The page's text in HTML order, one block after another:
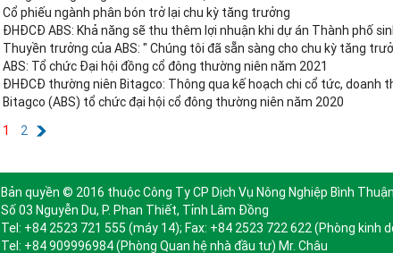
Cổ phiếu ngành phân bón trở lại chu kỳ tăng trưởng
ĐHĐCĐ ABS: Khả năng sẽ thu thêm lợi nhuận khi dự án Thành phố
Thuyền trưởng của ABS: " Chúng tôi đã sẵn sàng cho chu kỳ tăng
ABS: Tổ chức Đại hội đồng cổ đông thường niên năm 2021
ĐHĐCĐ thường niên Bitagco: Thông qua kế hoạch chi cổ tức, doanh
Bitagco (ABS) tổ chức đại hội cổ đông thường niên năm 2020
1
2
Bản quyền © 2016 thuộc Công Ty CP Dịch Vụ Nông Nghiệp Bình
Số 03 Nguyễn Du, P. Phan Thiết, Tỉnh Lâm Đồng
Tel: +84 2523 721 555 (máy 14); Fax: +84 2523 722 622 (Phòng kinh
Tel: +84 909996984 (Phòng Quan hệ nhà đầu tư) Mr. Châu